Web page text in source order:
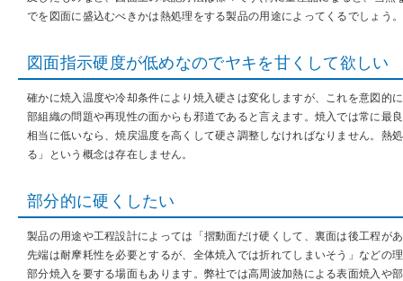
でを図面に盛込むべきかは熱処理をする製品の用途によってくるでしょう。
図面指示硬度が低めなのでヤキを甘くして欲しい
確かに焼入温度や冷却条件により焼入硬さは変化しますが、これを意図的
部組織の問題や再現性の面からも邪道であると言えます。焼入では常に最
相当に低いなら、焼戻温度を高くして硬さ調整しなければなりません。熱
る」という概念は存在しません。
部分的に硬くしたい
製品の用途や工程設計によっては「摺動面だけ硬くして、裏面は後工程が
先端は耐摩耗性を必要とするが、全体焼入では折れてしまいそう」などの
部分焼入を要する場面もあります。弊社では高周波加熱による表面焼入や